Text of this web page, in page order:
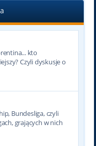
kto
Czyli dyskusje o
Bundesliga, czyli
grających w nich